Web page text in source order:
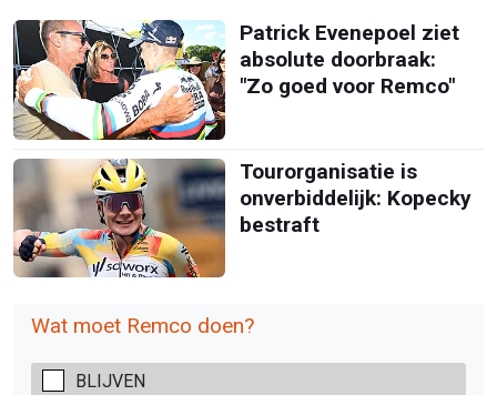
Patrick Evenepoel ziet
absolute doorbraak:
"Zo goed voor Remco"
Tourorganisatie is
onverbiddelijk: Kopecky
bestraft
Wat moet Remco doen?
BLIJVEN